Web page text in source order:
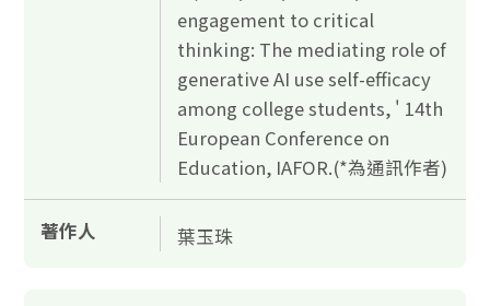
engagement to critical
thinking: The mediating role of
generative AI use self-efficacy
among college students, ' 14th
European Conference on
Education, IAFOR.(*為通訊作者)
著作人 葉玉珠